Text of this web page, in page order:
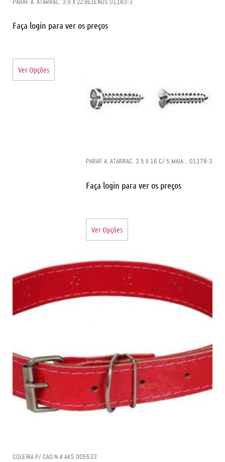
Faça login para ver os preços
Ver Opções
PARAF. A. ATARRAC. 3.5 X 16 C/ 5 MAIA… 01178-3
Faça login para ver os preços
Ver Opções
COLEIRA P/ CAO N.4 AKS 005533